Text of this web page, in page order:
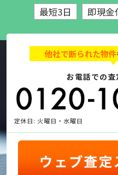
最短3日 即現金
他社で断られた物件
お電話での査
定休日: 火曜日・水曜日